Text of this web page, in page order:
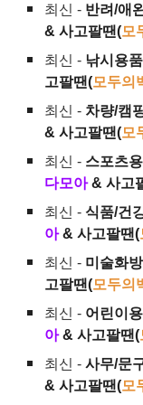
최신 - 반려/애
& 사고팔땐(모
최신 - 낚시용
고팔땐(모두의
최신 - 차량/캠
& 사고팔땐(모
최신 - 스포츠
다모아 & 사고
최신 - 식품/건
아 & 사고팔땐(
최신 - 미술화
고팔땐(모두의
최신 - 어린이
아 & 사고팔땐(
최신 -사무/문
& 사고팔땐(모